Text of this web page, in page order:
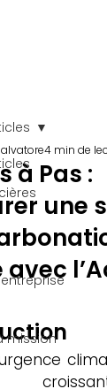
mission
à Pas :
une
4 min de